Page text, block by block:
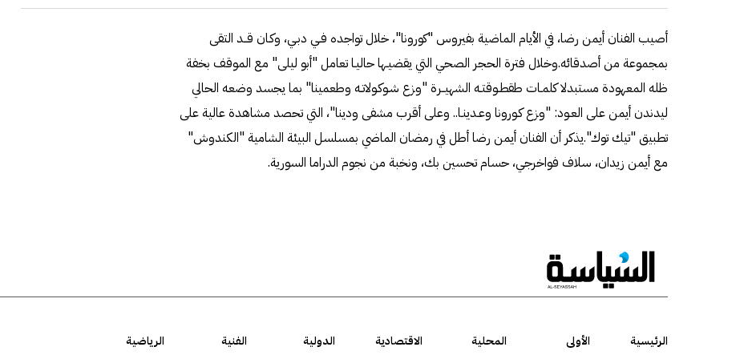
أصيب الفنان أيمن رضا، في الأيام الماضية بفيروس "كورونا"، خلال تواجده فـي دبـي، وكـان قــد التقى
بمجموعة من أصدقائه.وخلال فترة الحجر الصحي التي يقضيـها حاليـا تعامل "أبو ليلى" مع الموقف بخفة
ظله المعهودة مستبدلا كلمـات طقطـوقتـه الشهيــرة "وزع شـوكـولاتـه وطعمينا" بما يجسد وضعه الحالي
ليدندن أيمن على العـود: "وزع كـورونا وعـدينـا.. وعلى أقرب مشفى ودينا"، التي تحصد مشاهدة عالية على
تطبيق "تيك توك".يذكر أن الفنان أيمن رضا أطل في رمضان الماضي بمسلسل البيئة الشامية "الكندوش"
مع أيمن زيدان، سلاف فواخرجي، حسام تحسين بك، ونخبة من نجوم الدراما السورية.
الرئيسية الأولى المحلية الاقتصادية الدولية الفنية
الرياضية